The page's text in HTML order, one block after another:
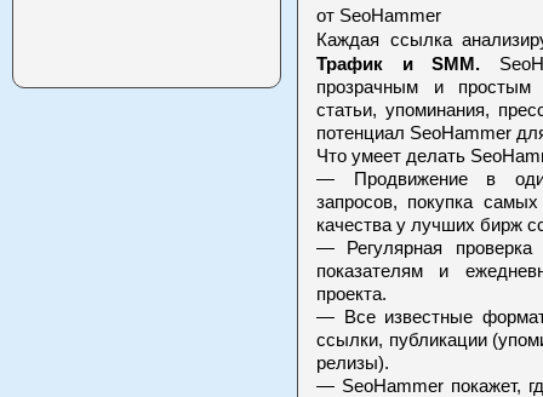
от SeoHammer
Каждая ссылка
Трафик и SMM.
прозрачным и
статьи, упоминания,
потенциал SeoHammer
Что умеет делать
— Продвижение в
запросов, покупка
качества у лучших бирж
— Регулярная
показателям и
проекта.
— Все известные
ссылки, публикации
релизы).
— SeoHammer покажет,